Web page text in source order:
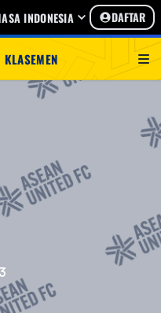
INDONESIA DAFTAR
KLASEMEN